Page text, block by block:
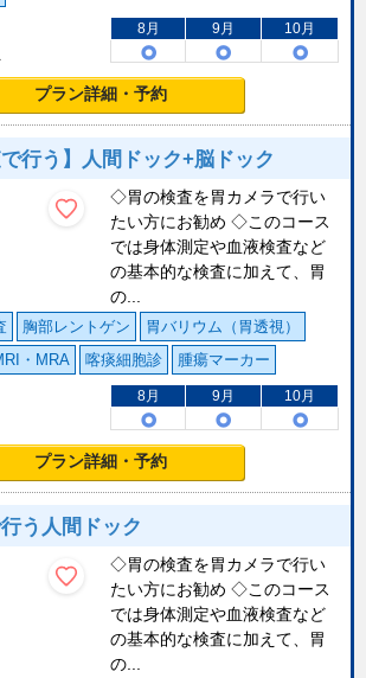
8月 9月 10月
プラン詳細・予約
で行う】人間ドック+脳ドック
◇胃の検査を胃カメラで行い
たい方にお勧め ◇このコース
では身体測定や血液検査など
の基本的な検査に加えて、胃
の...
胸部レントゲン
胃バリウム（胃透視）
・MRA 喀痰細胞診 腫瘍マーカー
8月 9月 10月
プラン詳細・予約
う人間ドック
◇胃の検査を胃カメラで行い
たい方にお勧め ◇このコース
では身体測定や血液検査など
の基本的な検査に加えて、胃
の...